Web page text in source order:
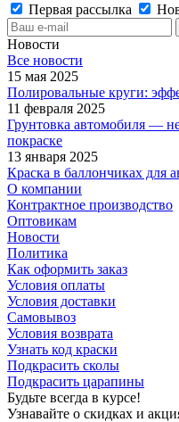
Первая рассылка
Новости
Все новости
15 мая 2025
Полировальные круги:
11 февраля 2025
Грунтовка автомобиля —
покраске
13 января 2025
Краска в баллончиках для
О компании
Контрактное производство
Оптовикам
Новости
Политика
Как оформить заказ
Условия оплаты
Условия доставки
Самовывоз
Условия возврата
Узнать код краски
Подкрасить сколы
Подкрасить царапины
Будьте всегда в курсе!
Узнавайте о скидках и